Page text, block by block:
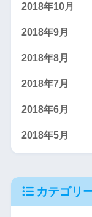
2018年10月
2018年9月
2018年8月
2018年7月
2018年6月
2018年5月
カテゴリ